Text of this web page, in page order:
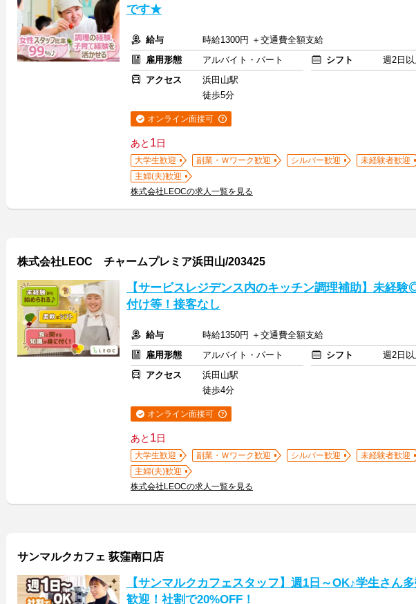
です★
給与
時給1300円 ＋交通費全額支給
雇用形態
アルバイト・パート シフト
週2日
アクセス
浜田山駅
徒歩5分
オンライン面接可
あと 1日
大学生歓迎 副業・Ｗワーク歓迎 シルバー歓迎
未経験者歓迎
主婦(夫)歓迎
株式会社LEOCの求人一覧を見る
株式会社LEOC チャームプレミア浜田山/203425
【サービスレジデンス内のキッチン調理補助】未経験
付け等！接客なし
給与
時給1350円 ＋交通費全額支給
雇用形態
アルバイト・パート シフト
週2日
アクセス
浜田山駅
徒歩4分
オンライン面接可
あと 1日
大学生歓迎 副業・Ｗワーク歓迎 シルバー歓迎
未経験者歓迎
主婦(夫)歓迎
株式会社LEOCの求人一覧を見る
サンマルクカフェ 荻窪南口店
【サンマルクカフェスタッフ】週1日～OK♪学生さん
歓迎！社割で20%OFF！